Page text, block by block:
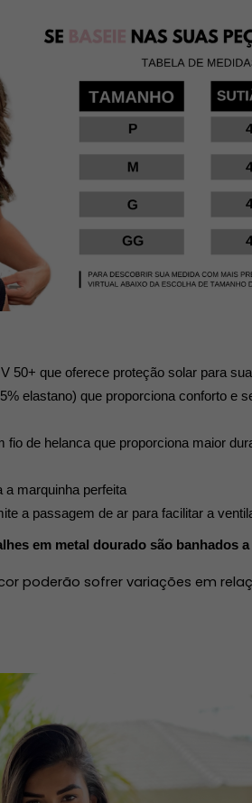
50+ que oferece proteção solar para
elastano) que proporciona conforto e
fio de helanca que proporciona maior
a marquinha perfeita
a passagem de ar para facilitar a
em metal dourado são banhados
poderão sofrer variações em